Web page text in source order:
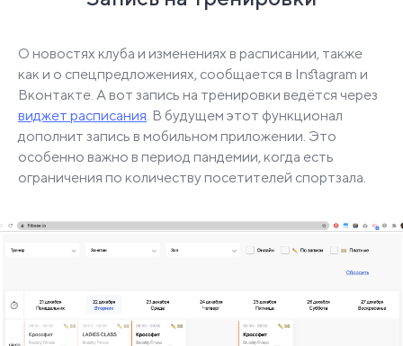
О новостях клуба и изменениях в расписании, также
как и о спецпредложениях, сообщается в Instagram и
Вконтакте. А вот запись на тренировки ведётся через
виджет расписания. В будущем этот функционал
дополнит запись в мобильном приложении. Это
особенно важно в период пандемии, когда есть
ограничения по количеству посетителей спортзала.